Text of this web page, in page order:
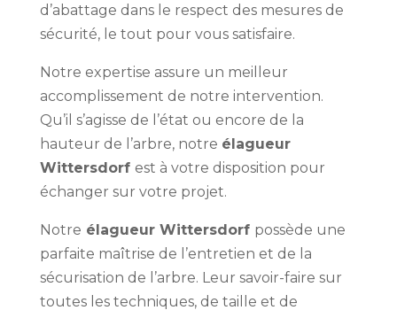
d’abattage dans le respect des mesures de
sécurité, le tout pour vous satisfaire.
Notre expertise assure un meilleur
accomplissement de notre intervention.
Qu’il s’agisse de l’état ou encore de la
hauteur de l’arbre, notre élagueur
Wittersdorf est à votre disposition pour
échanger sur votre projet.
Notre élagueur Wittersdorf possède une
parfaite maîtrise de l’entretien et de la
sécurisation de l’arbre. Leur savoir-faire sur
toutes les techniques, de taille et de